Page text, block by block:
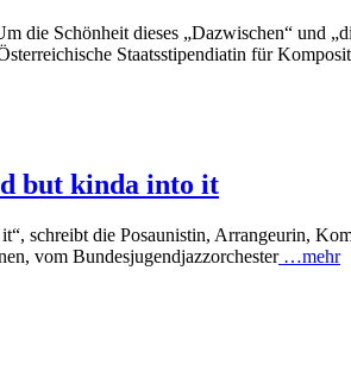
die Schönheit dieses „Dazwischen“ und
Staatsstipendiatin für
but kinda into it
schreibt die Posaunistin, Arrangeurin,
vom Bundesjugendjazzorchester…mehr